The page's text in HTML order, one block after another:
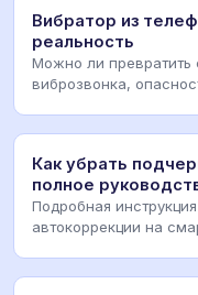
Вибратор из
реальность
Можно ли превратить
виброзвонка,
Как убрать
полное
Подробная
автокоррекции на